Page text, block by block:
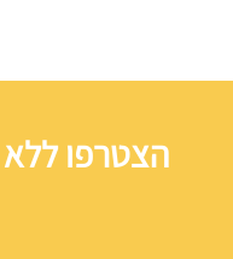
הצטרפו ללא